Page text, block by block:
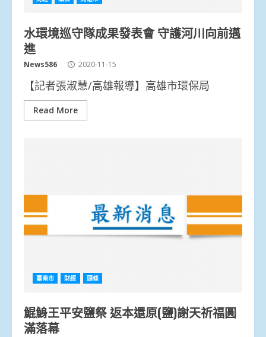
水環境巡守隊成果發表會 守護河川向前邁
進
News586 2020-11-15
【記者張淑慧/高雄報導】高雄市環保局
Read More
臺南市 財經 頭條
鯤鯓王平安鹽祭 返本還原(鹽)謝天祈福圓
滿落幕